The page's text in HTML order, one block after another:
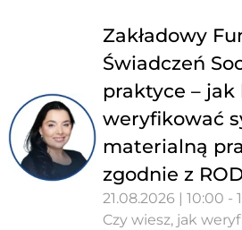
Zakładowy
Świadczeń
praktyce – jak
weryfikować
materialną
zgodnie z
21.08.2026 | 10:00 -
Czy wiesz, jak